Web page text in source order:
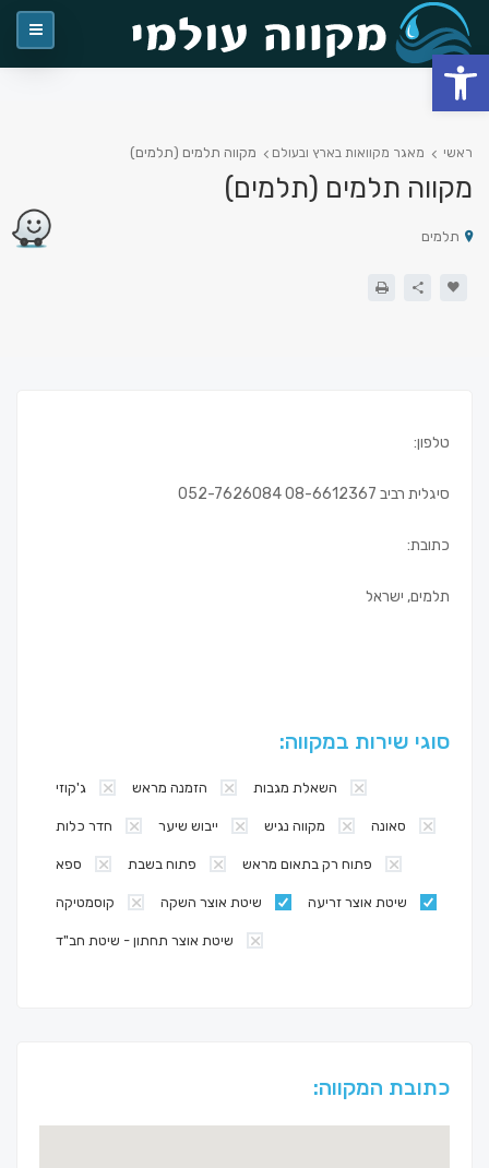
ראשי מאגר מקוואות בארץ ובעולם מקווה תלמים (תלמים)
מקווה תלמים (תלמים)
תלמים
טלפון:
סיגלית רביב 08-6612367 052-7626084
כתובת:
תלמים, ישראל
סוגי שירות במקווה:
ג'קוזי הזמנה מראש השאלת מגבות
חדר כלות ייבוש שיער מקווה נגיש סאונה
ספא פתוח בשבת פתוח רק בתאום מראש
קוסמטיקה שיטת אוצר השקה שיטת אוצר זריעה
שיטת אוצר תחתון - שיטת חב"ד
כתובת המקווה:
פתח סרגל נגישות